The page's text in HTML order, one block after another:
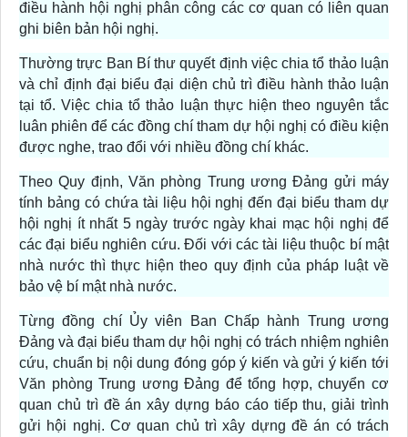
điều hành hội nghị phân công các cơ quan có liên quan
ghi biên bản hội nghị.
Thường trực Ban Bí thư quyết định việc chia tổ thảo luận
và chỉ định đại biểu đại diện chủ trì điều hành thảo luận
tại tổ. Việc chia tổ thảo luận thực hiện theo nguyên tắc
luân phiên để các đồng chí tham dự hội nghị có điều kiện
được nghe, trao đổi với nhiều đồng chí khác.
Theo Quy định, Văn phòng Trung ương Đảng gửi máy
tính bảng có chứa tài liệu hội nghị đến đại biểu tham dự
hội nghị ít nhất 5 ngày trước ngày khai mạc hội nghị để
các đại biểu nghiên cứu. Đối với các tài liệu thuộc bí mật
nhà nước thì thực hiện theo quy định của pháp luật về
bảo vệ bí mật nhà nước.
Từng đồng chí Ủy viên Ban Chấp hành Trung ương
Đảng và đại biểu tham dự hội nghị có trách nhiệm nghiên
cứu, chuẩn bị nội dung đóng góp ý kiến và gửi ý kiến tới
Văn phòng Trung ương Đảng để tổng hợp, chuyển cơ
quan chủ trì đề án xây dựng báo cáo tiếp thu, giải trình
gửi hội nghị. Cơ quan chủ trì xây dựng đề án có trách